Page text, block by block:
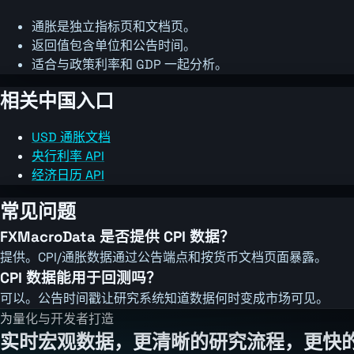
通胀是独立指标页和文档页。
返回值包含单位和公告时间。
适合与政策利率和 GDP 一起分析。
相关中国入口
USD 通胀文档
央行利率 API
经济日历 API
常见问题
FXMacroData 是否提供 CPI 数据？
提供。CPI/通胀数据通过公告端点和按货币文档页面暴露。
CPI 数据能用于回测吗？
可以。公告时间戳让研究系统知道数据何时变成市场可见。
为量化与开发者打造
实时宏观数据，更清晰的研究流程，更快